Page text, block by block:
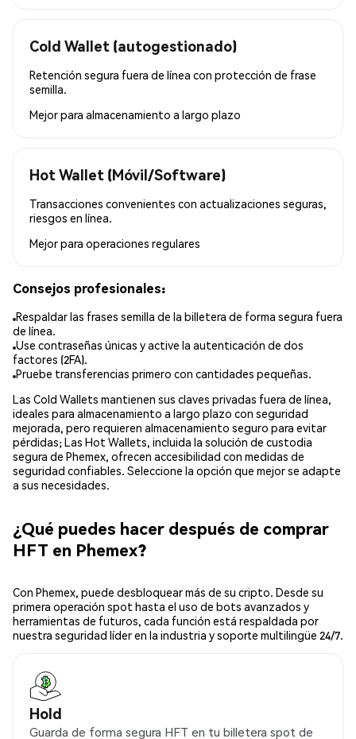
Cold Wallet (autogestionado)
Retención segura fuera de línea con protección de frase
semilla.
Mejor para almacenamiento a largo plazo
Hot Wallet (Móvil/Software)
Transacciones convenientes con actualizaciones seguras,
riesgos en línea.
Mejor para operaciones regulares
Consejos profesionales:
Respaldar las frases semilla de la billetera de forma segura fuera
de línea.
Use contraseñas únicas y active la autenticación de dos
factores (2FA).
Pruebe transferencias primero con cantidades pequeñas.
Las Cold Wallets mantienen sus claves privadas fuera de línea,
ideales para almacenamiento a largo plazo con seguridad
mejorada, pero requieren almacenamiento seguro para evitar
pérdidas; Las Hot Wallets, incluida la solución de custodia
segura de Phemex, ofrecen accesibilidad con medidas de
seguridad confiables. Seleccione la opción que mejor se adapte
a sus necesidades.
¿Qué puedes hacer después de comprar
HFT en Phemex?
Con Phemex, puede desbloquear más de su cripto. Desde su
primera operación spot hasta el uso de bots avanzados y
herramientas de futuros, cada función está respaldada por
nuestra seguridad líder en la industria y soporte multilingüe 24/7.
Hold
Guarda de forma segura HFT en tu billetera spot de